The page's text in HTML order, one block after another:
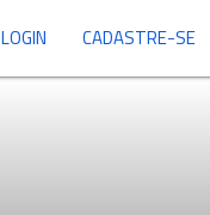
LOGIN CADASTRE-SE